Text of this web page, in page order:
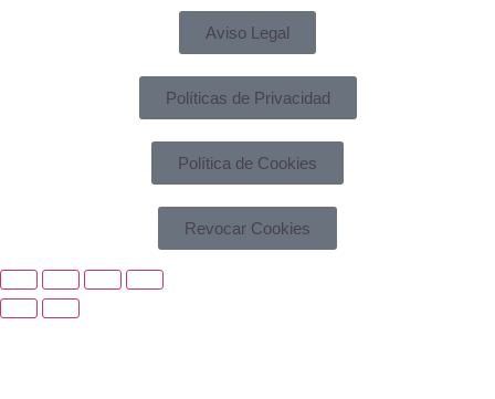
Aviso Legal
Políticas de Privacidad
Política de Cookies
Revocar Cookies